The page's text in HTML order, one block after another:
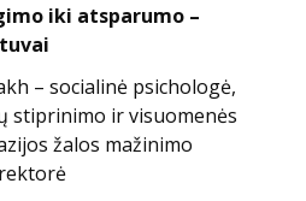
iki atsparumo –
– socialinė psichologė,
stiprinimo ir visuomenės
žalos mažinimo